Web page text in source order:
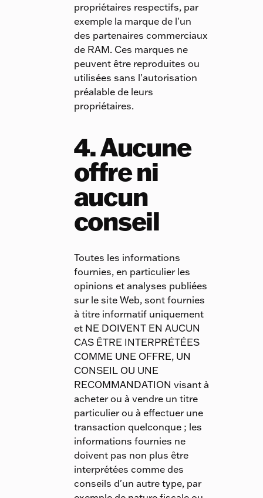
propriétaires respectifs, par
exemple la marque de l'un
des partenaires commerciaux
de RAM. Ces marques ne
peuvent être reproduites ou
utilisées sans l'autorisation
préalable de leurs
propriétaires.
4. Aucune
offre ni
aucun
conseil
Toutes les informations
fournies, en particulier les
opinions et analyses publiées
sur le site Web, sont fournies
à titre informatif uniquement
et NE DOIVENT EN AUCUN
CAS ÊTRE INTERPRÉTÉES
COMME UNE OFFRE, UN
CONSEIL OU UNE
RECOMMANDATION visant à
acheter ou à vendre un titre
particulier ou à effectuer une
transaction quelconque ; les
informations fournies ne
doivent pas non plus être
interprétées comme des
conseils d'un autre type, par